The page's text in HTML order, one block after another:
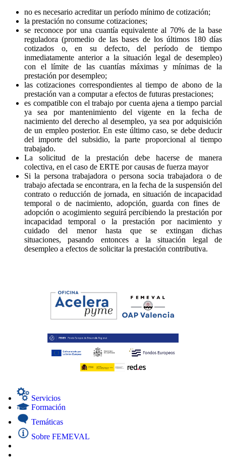
no es necesario acreditar un período mínimo de cotización;
la prestación no consume cotizaciones;
se reconoce por una cuantía equivalente al 70% de la base
reguladora (promedio de las bases de los últimos 180 días
cotizados o, en su defecto, del período de tiempo
inmediatamente anterior a la situación legal de desempleo)
con el límite de las cuantías máximas y mínimas de la
prestación por desempleo;
las cotizaciones correspondientes al tiempo de abono de la
prestación van a computar a efectos de futuras prestaciones;
es compatible con el trabajo por cuenta ajena a tiempo parcial
ya sea por mantenimiento del vigente en la fecha de
nacimiento del derecho al desempleo, ya sea por adquisición
de un empleo posterior. En este último caso, se debe deducir
del importe del subsidio, la parte proporcional al tiempo
trabajado.
La solicitud de la prestación debe hacerse de manera
colectiva, en el caso de ERTE por causas de fuerza mayor
Si la persona trabajadora o persona socia trabajadora o de
trabajo afectada se encontrara, en la fecha de la suspensión del
contrato o reducción de jornada, en situación de incapacidad
temporal o de nacimiento, adopción, guarda con fines de
adopción o acogimiento seguirá percibiendo la prestación por
incapacidad temporal o la prestación por nacimiento y
cuidado del menor hasta que se extingan dichas
situaciones, pasando entonces a la situación legal de
desempleo a efectos de solicitar la prestación contributiva.
Servicios
Formación
Temáticas
Sobre FEMEVAL